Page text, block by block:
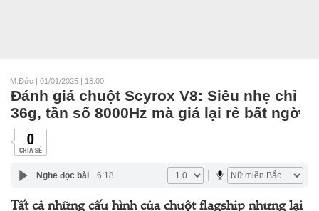
M.Đức | 01/01/2025 | 18:00
Đánh giá chuột Scyrox V8: Siêu nhẹ chỉ
36g, tần số 8000Hz mà giá lại rẻ bất ngờ
0
CHIA SẺ
Nghe đọc bài 6:18
Tất cả những cấu hình của chuột flagship nhưng lại